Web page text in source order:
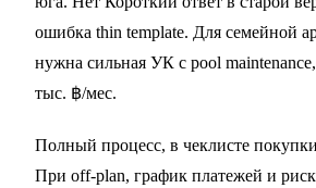
ошибка thin template. Для семейной
нужна сильная УК с pool
тыс. ฿/мес.
Полный процесс, в чеклисте
При off-plan, график платежей и